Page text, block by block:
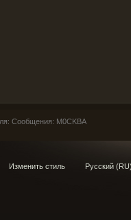
Сообщения: M0CKBA
Изменить стиль Русский